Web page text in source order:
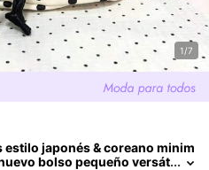
1/7
estilo japonés & coreano minim
bolso pequeño versát